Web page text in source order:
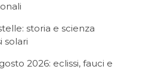
storia e scienza
solari
2026: eclissi, fauci e